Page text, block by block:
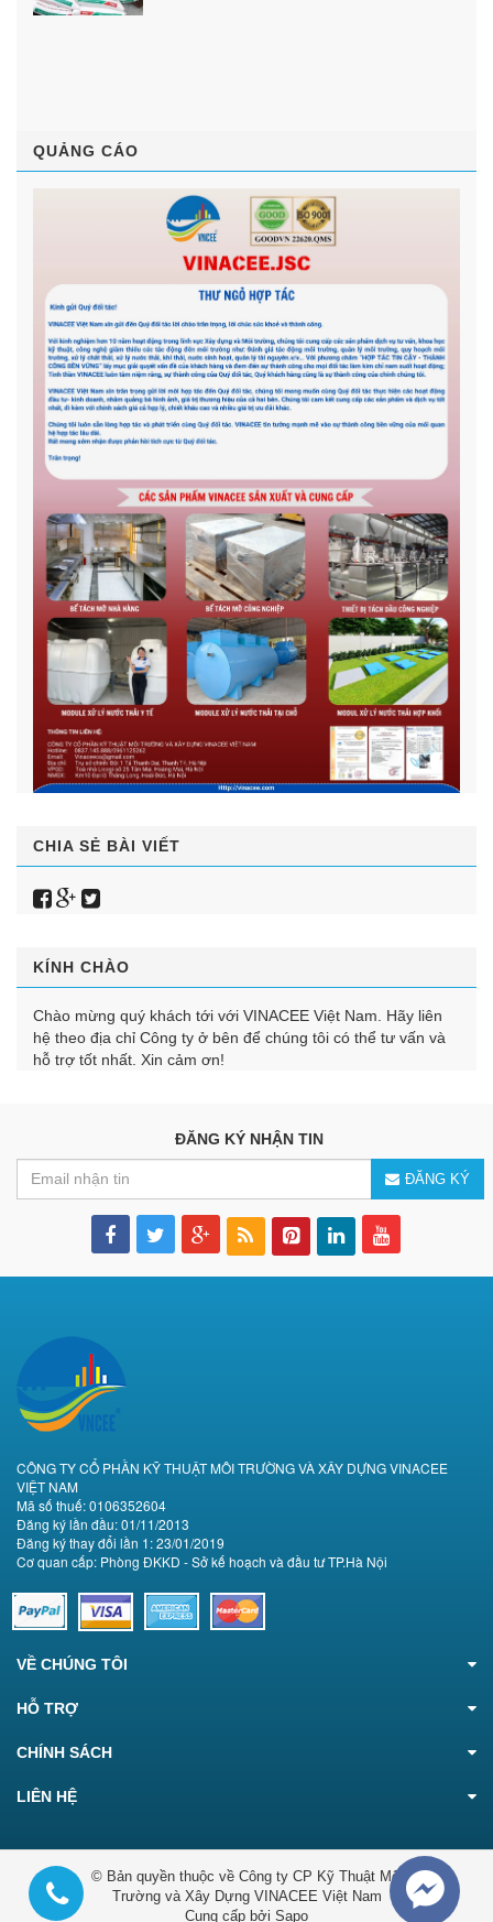
QUẢNG CÁO
CHIA SẺ BÀI VIẾT
KÍNH CHÀO
Chào mừng quý khách tới với VINACEE Việt Nam. Hãy liên
hệ theo địa chỉ Công ty ở bên để chúng tôi có thể tư vấn và
hỗ trợ tốt nhất. Xin cảm ơn!
ĐĂNG KÝ NHẬN TIN
ĐĂNG KÝ
CÔNG TY CỔ PHẦN KỸ THUẬT MÔI TRƯỜNG VÀ XÂY DỰNG VINACEE
VIỆT NAM
Mã số thuế: 0106352604
Đăng ký lần đầu: 01/11/2013
Đăng ký thay đổi lần 1: 23/01/2019
Cơ quan cấp: Phòng ĐKKD - Sở kế hoạch và đầu tư TP.Hà Nội
VỀ CHÚNG TÔI
HỖ TRỢ
CHÍNH SÁCH
LIÊN HỆ
© Bản quyền thuộc về Công ty CP Kỹ Thuật Môi
Trường và Xây Dựng VINACEE Việt Nam
Cung cấp bởi Sapo